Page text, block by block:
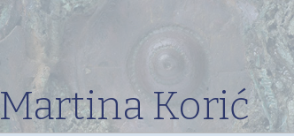
Martina Korić